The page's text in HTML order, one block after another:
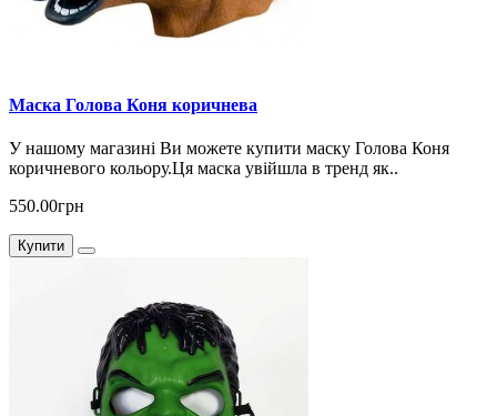
Маска Голова Коня коричнева
У нашому магазині Ви можете купити маску Голова Коня
коричневого кольору.Ця маска увійшла в тренд як..
550.00грн
Купити